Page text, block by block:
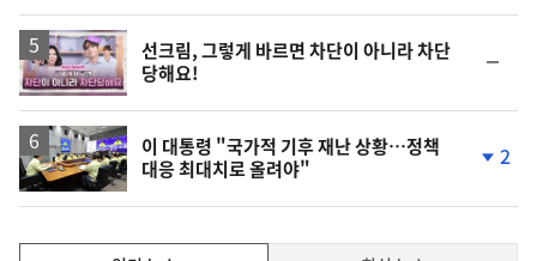
상
영
상
선크림, 그렇게 바르면 차단이 아니라 차단
당해요!
일
이 대통령 "국가적 기후 재난 상황…정책
대응 최대치로 올려야"
하
락
2